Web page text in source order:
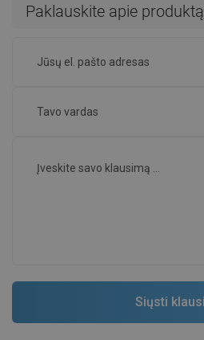
Paklauskite apie produktą